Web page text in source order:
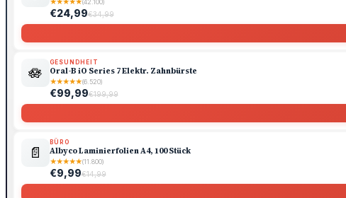
(42.100)
€24,99€34,99
🪷
GESUNDHEIT
Oral-B iO Series 7 Elektr. Zahnbürste
★★★★★(6.520)
€99,99€199,99
📄
BÜRO
Albyco Laminierfolien A4, 100 Stück
★★★★★(11.800)
€9,99€14,99